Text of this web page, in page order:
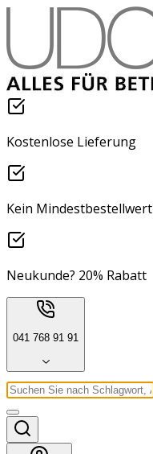
Kostenlose Lieferung
Kein Mindestbestellwert
Neukunde? 20% Rabatt
041 768 91 91